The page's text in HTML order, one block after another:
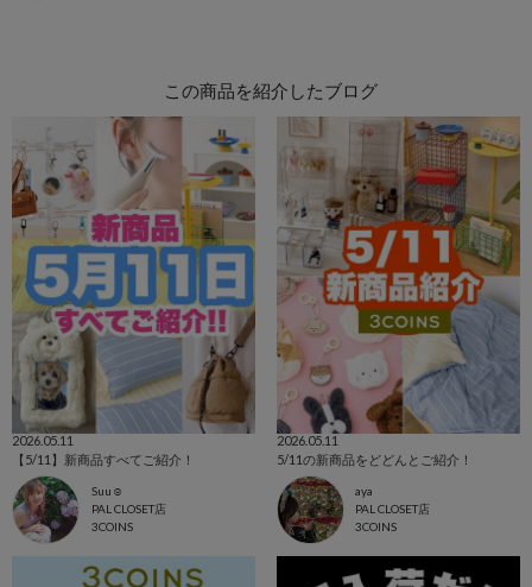
この商品を紹介したブログ
2026.05.11
【5/11】新商品すべてご紹介！
Suu☺︎
PAL CLOSET店
3COINS
2026.05.11
5/11の新商品をどどんとご紹介！
aya
PAL CLOSET店
3COINS